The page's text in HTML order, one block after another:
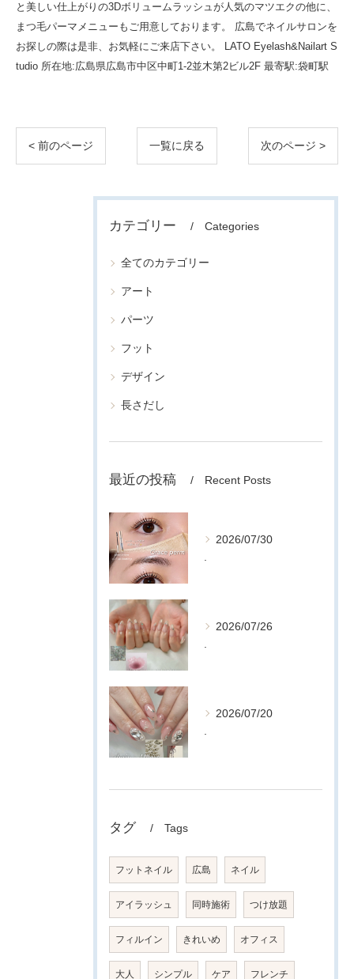
と美しい仕上がりの3Dボリュームラッシュが人気のマツエクの他に、
まつ毛パーマメニューもご用意しております。 広島でネイルサロンを
お探しの際は是非、お気軽にご来店下さい。 LATO Eyelash&Nailart S
tudio 所在地:広島県広島市中区中町1-2並木第2ビル2F 最寄駅:袋町駅
< 前のページ 一覧に戻る 次のページ >
カテゴリー Categories
全てのカテゴリー
アート
パーツ
フット
デザイン
長さだし
最近の投稿 Recent Posts
2026/07/30
2026/07/26
2026/07/20
タグ Tags
フットネイル 広島 ネイル
アイラッシュ 同時施術 つけ放題
フィルイン きれいめ オフィス
大人 シンプル ケア フレンチ